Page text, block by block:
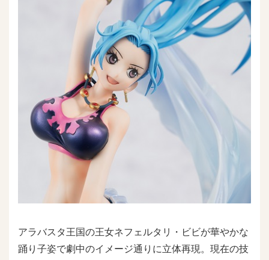
アラバスタ王国の王女ネフェルタリ・ビビが華やかな
踊り子姿で劇中のイメージ通りに立体再現。現在の技